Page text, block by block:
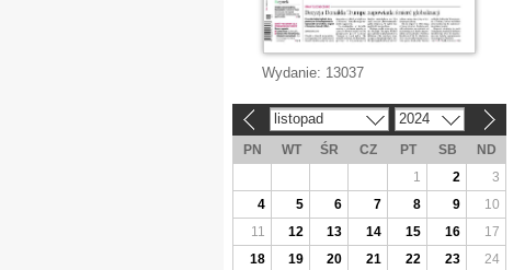
Wydanie: 13037
listopad 2024
PN WT ŚR CZ PT SB
ND
1
2
3
4
5 6 7 8 9
10
11
12 13 14 15 16
17
18
19 20 21 22 23
24